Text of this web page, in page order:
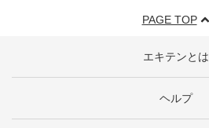
PAGE TOP
エキテンとは
ヘルプ